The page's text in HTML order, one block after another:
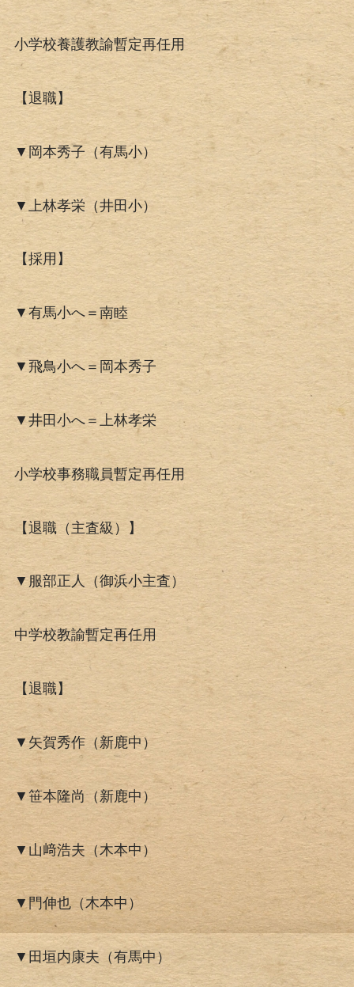
小学校養護教諭暫定再任用
【退職】
▼岡本秀子（有馬小）
▼上林孝栄（井田小）
【採用】
▼有馬小へ＝南睦
▼飛鳥小へ＝岡本秀子
▼井田小へ＝上林孝栄
小学校事務職員暫定再任用
【退職（主査級）】
▼服部正人（御浜小主査）
中学校教諭暫定再任用
【退職】
▼矢賀秀作（新鹿中）
▼笹本隆尚（新鹿中）
▼山﨑浩夫（木本中）
▼門伸也（木本中）
▼田垣内康夫（有馬中）